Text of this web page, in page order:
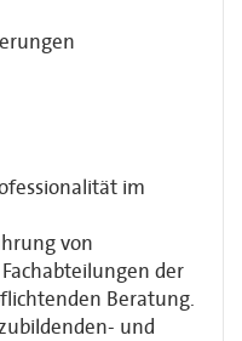
im
von
der
Beratung.
und